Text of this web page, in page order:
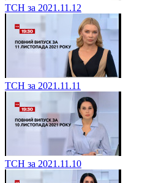
ТСН за 2021.11.12
ТСН за 2021.11.11
ТСН за 2021.11.10